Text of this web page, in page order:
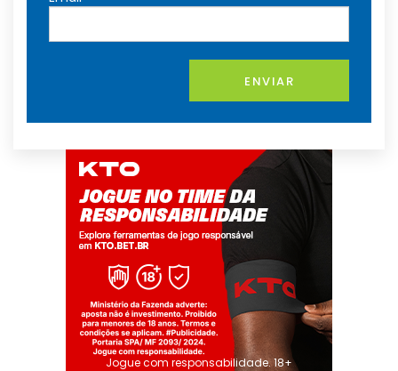
ENVIAR
Jogue com responsabilidade. 18+